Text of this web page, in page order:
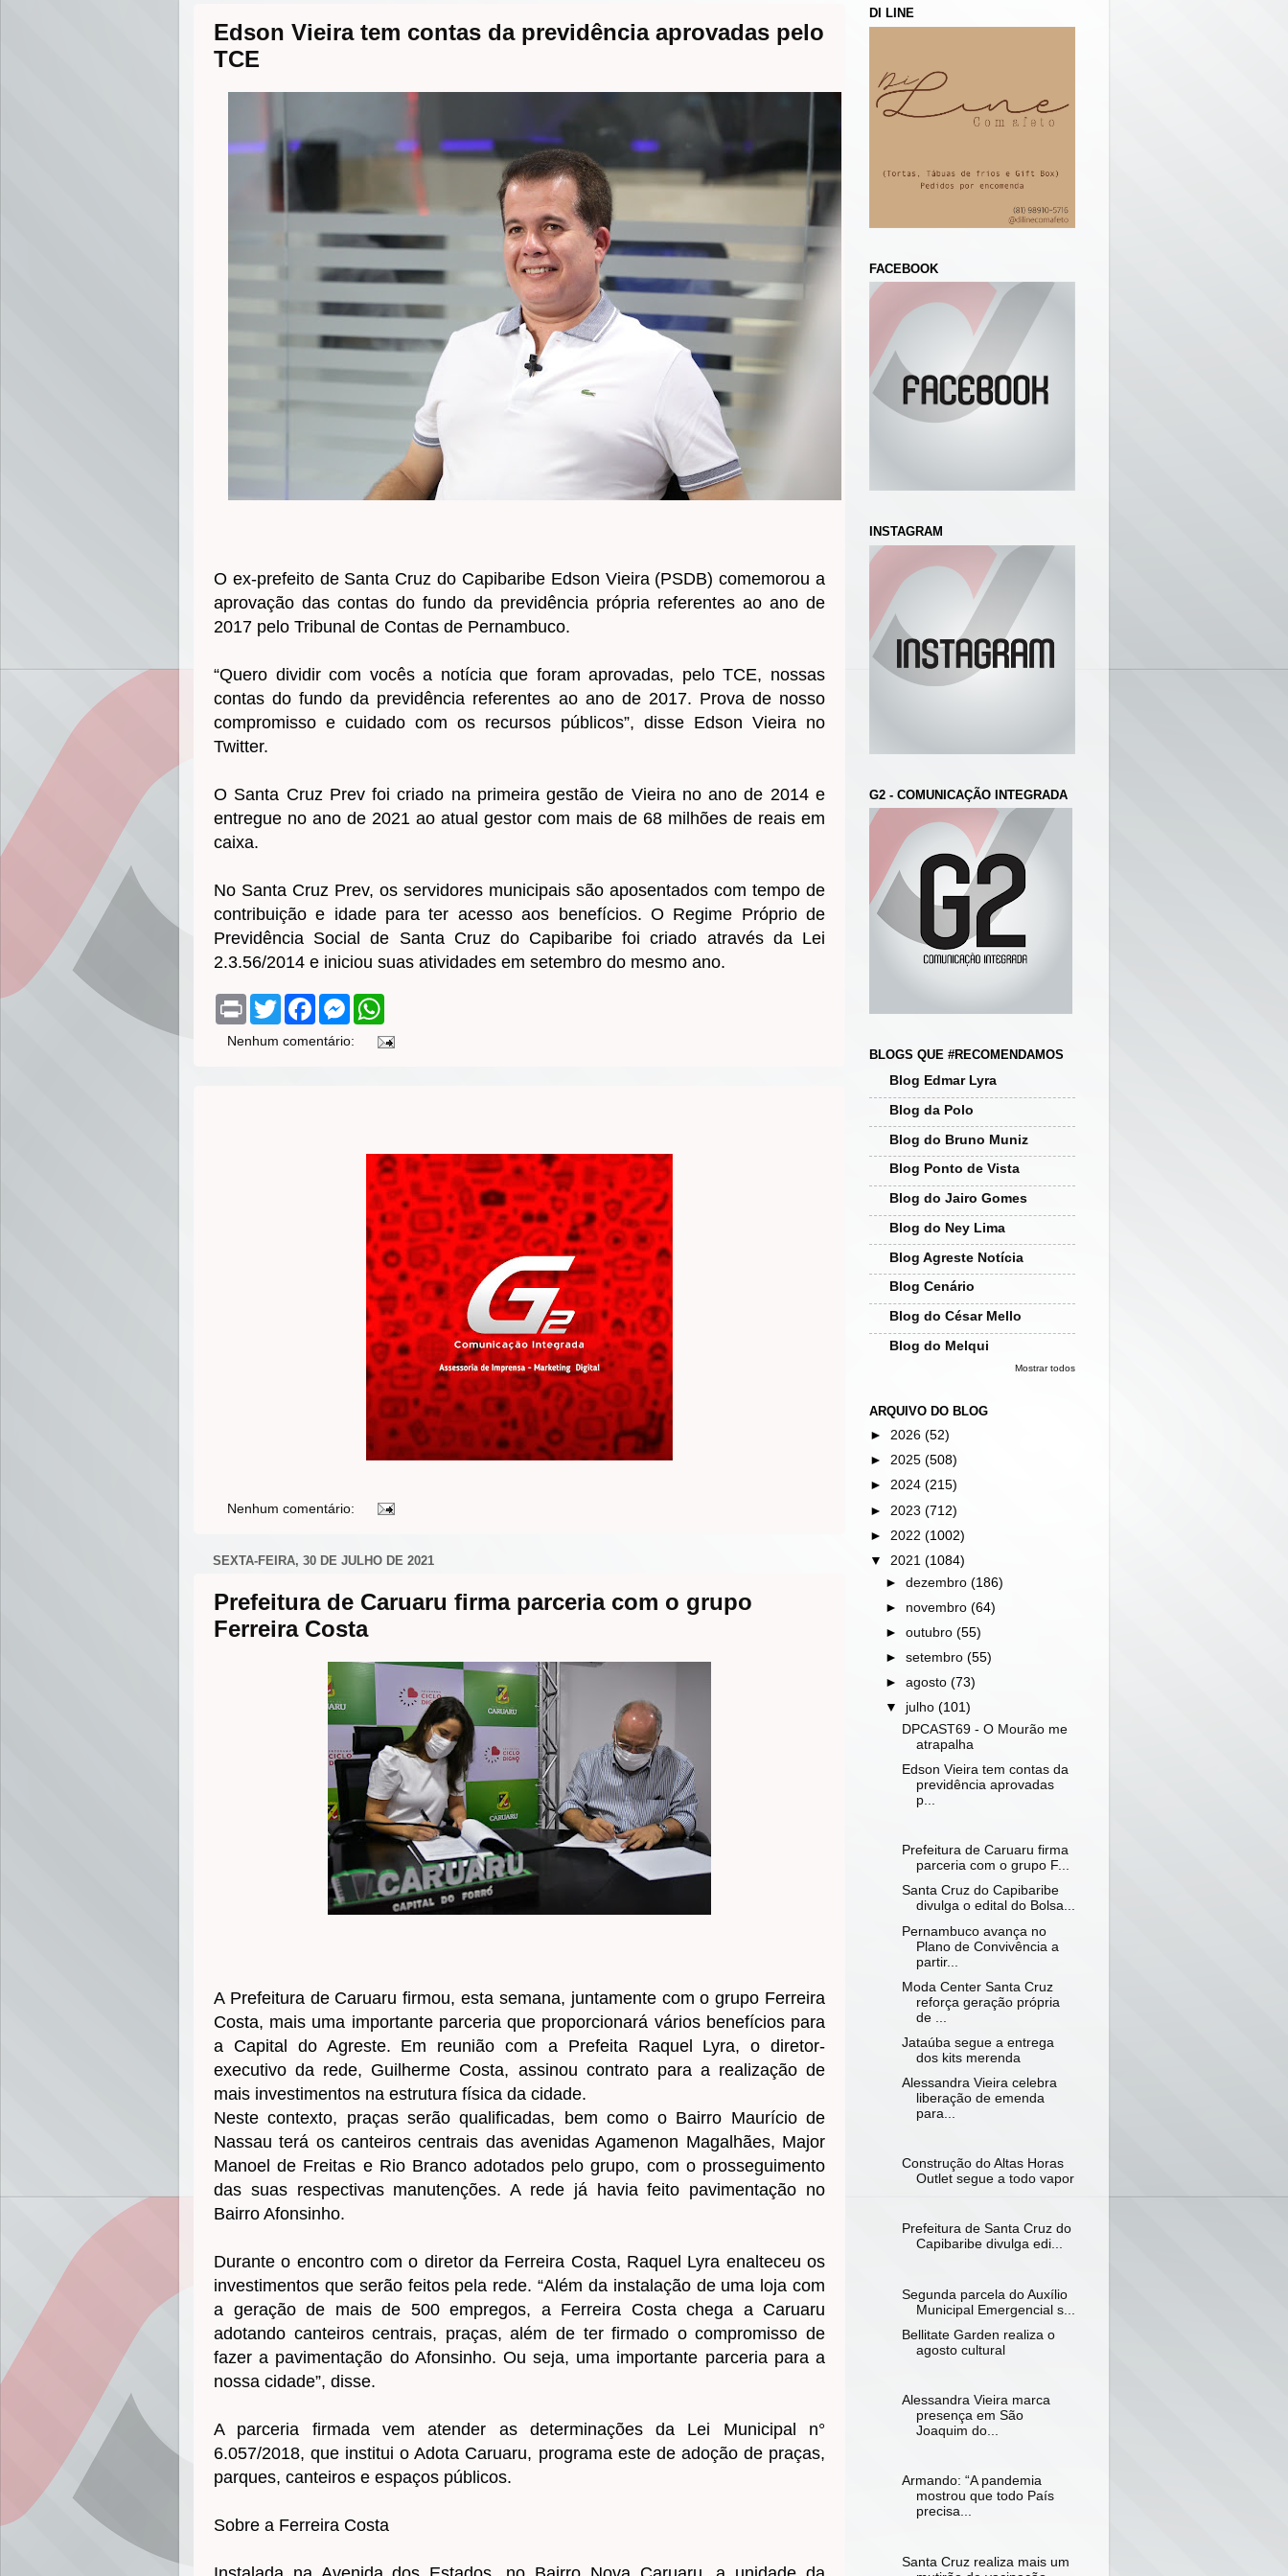
k
e
r
p
Edson Vieira tem contas da previdência aprovadas pelo
TCE
O ex-prefeito de Santa Cruz do Capibaribe Edson Vieira (PSDB) comemorou a
aprovação das contas do fundo da previdência própria referentes ao ano de
2017 pelo Tribunal de Contas de Pernambuco.
“Quero dividir com vocês a notícia que foram aprovadas, pelo TCE, nossas
contas do fundo da previdência referentes ao ano de 2017. Prova de nosso
compromisso e cuidado com os recursos públicos”, disse Edson Vieira no
Twitter.
O Santa Cruz Prev foi criado na primeira gestão de Vieira no ano de 2014 e
entregue no ano de 2021 ao atual gestor com mais de 68 milhões de reais em
caixa.
No Santa Cruz Prev, os servidores municipais são aposentados com tempo de
contribuição e idade para ter acesso aos benefícios. O Regime Próprio de
Previdência Social de Santa Cruz do Capibaribe foi criado através da Lei
2.3.56/2014 e iniciou suas atividades em setembro do mesmo ano.
P
n
T
w
t
F
e
M
s
t
Nenhum comentário:
Nenhum comentário:
SEXTA-FEIRA, 30 DE JULHO DE 2021
Prefeitura de Caruaru firma parceria com o grupo
Ferreira Costa
A Prefeitura de Caruaru firmou, esta semana, juntamente com o grupo Ferreira
Costa, mais uma importante parceria que proporcionará vários benefícios para
a Capital do Agreste. Em reunião com a Prefeita Raquel Lyra, o diretor-
executivo da rede, Guilherme Costa, assinou contrato para a realização de
mais investimentos na estrutura física da cidade.
Neste contexto, praças serão qualificadas, bem como o Bairro Maurício de
Nassau terá os canteiros centrais das avenidas Agamenon Magalhães, Major
Manoel de Freitas e Rio Branco adotados pelo grupo, com o prosseguimento
das suas respectivas manutenções. A rede já havia feito pavimentação no
Bairro Afonsinho.
Durante o encontro com o diretor da Ferreira Costa, Raquel Lyra enalteceu os
investimentos que serão feitos pela rede. “Além da instalação de uma loja com
a geração de mais de 500 empregos, a Ferreira Costa chega a Caruaru
adotando canteiros centrais, praças, além de ter firmado o compromisso de
fazer a pavimentação do Afonsinho. Ou seja, uma importante parceria para a
nossa cidade”, disse.
A parceria firmada vem atender as determinações da Lei Municipal n°
6.057/2018, que institui o Adota Caruaru, programa este de adoção de praças,
parques, canteiros e espaços públicos.
Sobre a Ferreira Costa
DI LINE
FACEBOOK
INSTAGRAM
G2 - COMUNICAÇÃO INTEGRADA
BLOGS QUE #RECOMENDAMOS
Blog Edmar Lyra
Blog da Polo
Blog do Bruno Muniz
Blog Ponto de Vista
Blog do Jairo Gomes
Blog do Ney Lima
Blog Agreste Notícia
Blog Cenário
Blog do César Mello
Blog do Melqui
Mostrar todos
ARQUIVO DO BLOG
► 2026 (52)
► 2025 (508)
► 2024 (215)
► 2023 (712)
► 2022 (1002)
▼ 2021 (1084)
►dezembro(186)
► novembro(64)
►outubro(55)
►setembro(55)
►agosto(73)
▼ julho(101)
DPCAST69 - O Mourão me
atrapalha
Edson Vieira tem contas da
previdência aprovadas
p...
Prefeitura de Caruaru firma
parceria com o grupo F...
Santa Cruz do Capibaribe
divulga o edital do Bolsa...
Pernambuco avança no
Plano de Convivência a
partir...
Moda Center Santa Cruz
reforça geração própria
de ...
Jataúba segue a entrega
dos kits merenda
Alessandra Vieira celebra
liberação de emenda
para...
Construção do Altas Horas
Outlet segue a todo vapor
Prefeitura de Santa Cruz do
Capibaribe divulga edi...
Segunda parcela do Auxílio
Municipal Emergencial s...
Bellitate Garden realiza o
agosto cultural
Alessandra Vieira marca
presença em São
Joaquim do...
Armando: “A pandemia
mostrou que todo País
precisa...
Santa Cruz realiza mais um